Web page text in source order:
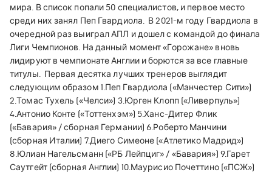
мира. В список попали 50 специалистов, и первое место
среди них занял Пеп Гвардиола. В 2021-м году Гвардиола в
очередной раз выиграл АПЛ и дошел с командой до финала
Лиги Чемпионов. На данный момент «Горожане» вновь
лидируют в чемпионате Англии и борются за все главные
титулы. Первая десятка лучших тренеров выглядит
следующим образом 1.Пеп Гвардиола («Манчестер Сити»)
2.Томас Тухель («Челси») 3.Юрген Клопп («Ливерпуль»)
4.Антонио Конте («Тоттенхэм») 5.Ханс-Дитер Флик
(«Бавария» / сборная Германии) 6.Роберто Манчини
(сборная Италии) 7.Диего Симеоне («Атлетико Мадрид»)
8.Юлиан Нагельсманн («РБ Лейпциг» / «Бавария») 9.Гарет
Саутгейт (сборная Англии) 10.Маурисио Почеттино («ПСЖ»)